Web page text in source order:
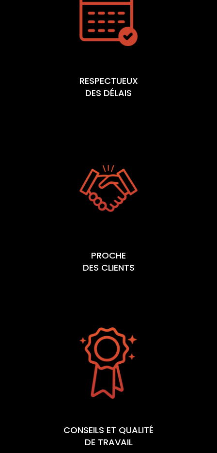
RESPECTUEUX
DES DÉLAIS
PROCHE
DES CLIENTS
CONSEILS ET QUALITÉ
DE TRAVAIL